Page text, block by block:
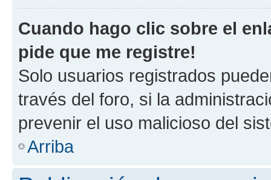
Cuando hago clic sobre el
pide que me registre!
Solo usuarios registrados
través del foro, si la
prevenir el uso malicioso del
Arriba